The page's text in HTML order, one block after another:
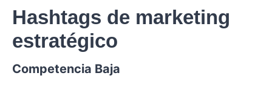
Hashtags de marketing
estratégico
Competencia Baja